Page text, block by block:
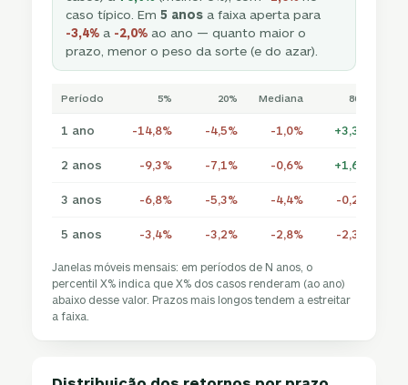
caso típico. Em5 anos a faixa aperta para
-3,4% a -2,0% ao ano — quanto maior o
prazo, menor o peso da sorte (e do azar).
Período 5% 20% Mediana 80%
1 ano -14,8% -4,5% -1,0% +3,3%
2 anos -9,3% -7,1% -0,6% +1,6%
3 anos -6,8% -5,3% -4,4% -0,2%
5 anos -3,4% -3,2% -2,8% -2,3%
Janelas móveis mensais: em períodos de N anos, o
percentil X% indica que X% dos casos renderam (ao ano)
abaixo desse valor. Prazos mais longos tendem a estreitar
a faixa.